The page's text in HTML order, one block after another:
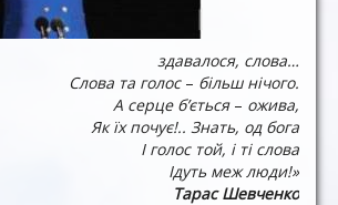
здавалося, слова…
Слова та голос – більш нічого.
А серце б’ється – ожива,
Як їх почує!.. Знать, од бога
І голос той, і ті слова
Ідуть меж люди!»
Тарас Шевченко